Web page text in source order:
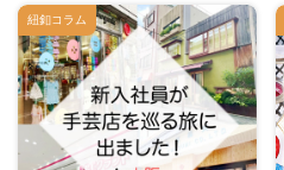
紐釦コラム